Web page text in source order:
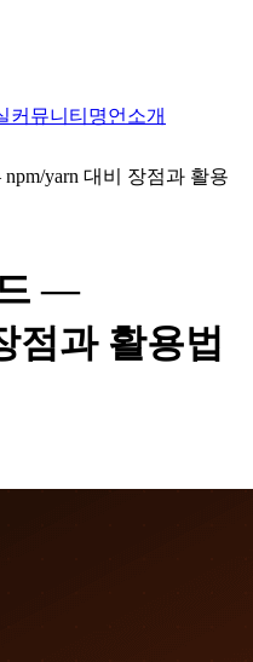
커뮤니티 명언 소개
yarn 대비 장점과 활용
—
점과 활용법